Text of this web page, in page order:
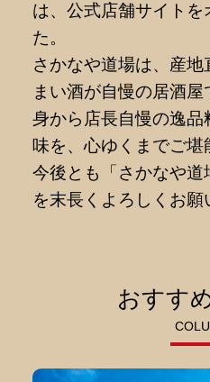
は、公式店舗サイトを
た。
さかなや道場は、産地
まい酒が自慢の居酒
身から店長自慢の逸
味を、心ゆくまでご堪
今後とも「さかなや
を末長くよろしくお願
おすす